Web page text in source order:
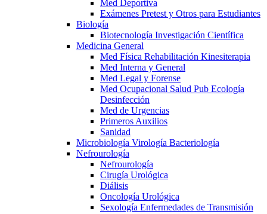
Med Deportiva
Exámenes Pretest y Otros para Estudiantes
Biología
Biotecnología Investigación Científica
Medicina General
Med Física Rehabilitación Kinesiterapia
Med Interna y General
Med Legal y Forense
Med Ocupacional Salud Pub Ecología
Desinfección
Med de Urgencias
Primeros Auxilios
Sanidad
Microbiología Virología Bacteriología
Nefrourología
Nefrourología
Cirugía Urológica
Diálisis
Oncología Urológica
Sexología Enfermedades de Transmisión